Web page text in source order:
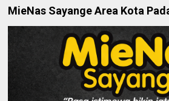
MieNas Sayange Area Kota